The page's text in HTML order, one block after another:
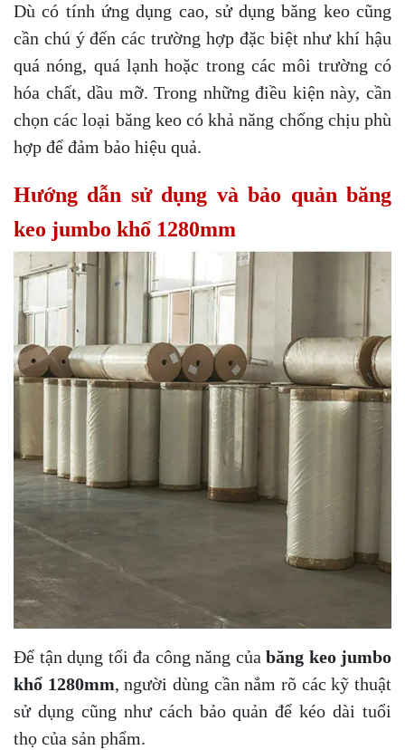
Dù có tính ứng dụng cao, sử dụng băng keo cũng
cần chú ý đến các trường hợp đặc biệt như khí hậu
quá nóng, quá lạnh hoặc trong các môi trường có
hóa chất, dầu mỡ. Trong những điều kiện này, cần
chọn các loại băng keo có khả năng chống chịu phù
hợp để đảm bảo hiệu quả.
Hướng dẫn sử dụng và bảo quản băng
keo jumbo khổ 1280mm
Để tận dụng tối đa công năng của băng keo jumbo
khổ 1280mm, người dùng cần nắm rõ các kỹ thuật
sử dụng cũng như cách bảo quản để kéo dài tuổi
thọ của sản phẩm.